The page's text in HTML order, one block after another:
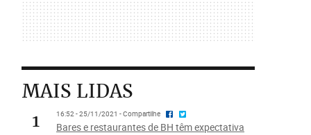
MAIS LIDAS
1
16:52 - 25/11/2021 - Compartilhe
Bares e restaurantes de BH têm expectativa